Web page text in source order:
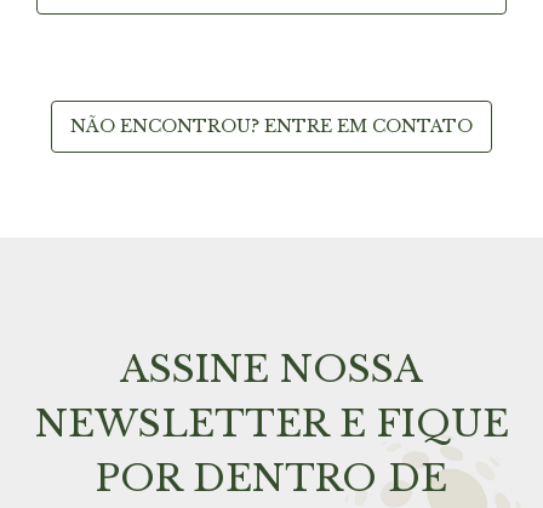
NÃO ENCONTROU? ENTRE EM CONTATO
ASSINE NOSSA
NEWSLETTER E FIQUE
POR DENTRO DE